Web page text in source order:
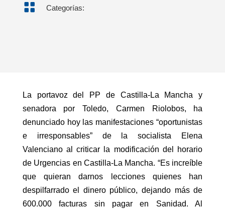
 Categorías:
La portavoz del PP de Castilla-La Mancha y
senadora por Toledo, Carmen Riolobos, ha
denunciado hoy las manifestaciones “oportunistas
e irresponsables” de la socialista Elena
Valenciano al criticar la modificación del horario
de Urgencias en Castilla-La Mancha. “Es increíble
que quieran darnos lecciones quienes han
despilfarrado el dinero público, dejando más de
600.000 facturas sin pagar en Sanidad. Al